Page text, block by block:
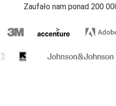
Zaufało nam ponad 200